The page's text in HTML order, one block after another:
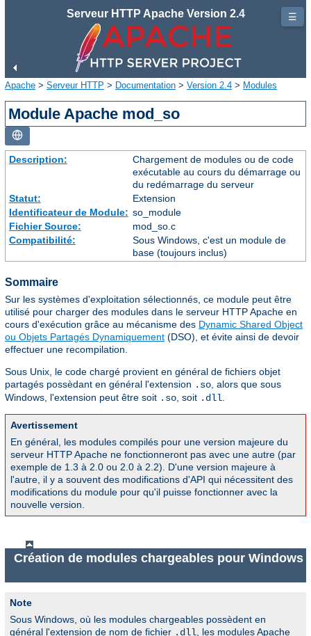
Serveur HTTP Apache Version 2.4
Apache > Serveur HTTP > Documentation > Version 2.4 > Modules
Module Apache mod_so
Description:
Chargement de modules ou de code
exécutable au cours du démarrage ou
du redémarrage du serveur
Statut:
Extension
Identificateur de Module: so_module
Fichier Source:
mod_so.c
Compatibilité:
Sous Windows, c'est un module de
base (toujours inclus)
Sommaire
Sur les systèmes d'exploitation sélectionnés, ce module peut être
utilisé pour charger des modules dans le serveur HTTP Apache en
cours d'exécution grâce au mécanisme des Dynamic Shared Object
ou Objets Partagés Dynamiquement (DSO), et évite ainsi de devoir
effectuer une recompilation.
Sous Unix, le code chargé provient en général de fichiers objet
partagés possèdant en général l'extension .so , alors que sous
Windows, l'extension peut être soit .so , soit .dll
Avertissement
En général, les modules compilés pour une version majeure du
serveur HTTP Apache ne fonctionneront pas avec une autre (par
exemple de 1.3 à 2.0 ou 2.0 à 2.2). D'une version majeure à
l'autre, il y a souvent des modifications d'API qui nécessitent des
modifications du module pour qu'il puisse fonctionner avec la
nouvelle version.
Création de modules chargeables pour Windows
Note
Sous Windows, où les modules chargeables possèdent en
général l'extension de nom de fichier .dll, les modules Apache
☰